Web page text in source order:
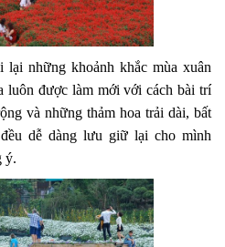
những khoảnh khắc mùa xuân
luôn được làm mới với cách bài trí
và những thảm hoa trải dài, bất
dễ dàng lưu giữ lại cho mình
ý.